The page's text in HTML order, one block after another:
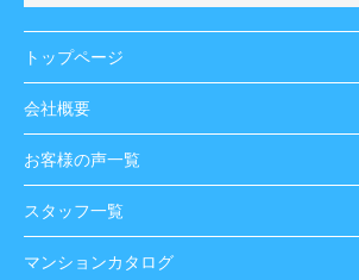
トップページ
会社概要
お客様の声一覧
スタッフ一覧
マンションカタログ